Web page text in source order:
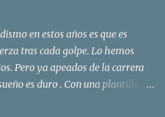
en estos años es que es
tras cada golpe. Lo hemos
Pero ya apeados de la carrera
es duro . Con una plantilla